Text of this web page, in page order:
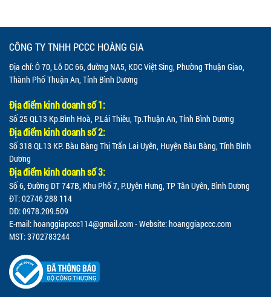
CÔNG TY TNHH PCCC HOÀNG GIA
Địa chỉ: Ô 70, Lô DC 66, đường NA5, KDC Việt Sing, Phường Thuận Giao,
Thành Phố Thuận An, Tỉnh Bình Dương
Địa điểm kinh doanh số 1:
Số 25 QL13 Kp.Bình Hoà, P.Lái Thiêu, Tp.Thuận An, Tỉnh Bình Dương
Địa điểm kinh doanh số 2:
Số 318 QL13 KP. Bàu Bàng Thị Trấn Lai Uyên, Huyện Bàu Bàng, Tỉnh Bình
Dương
Địa điểm kinh doanh số 3:
Số 6, Đường DT 747B, Khu Phố 7, P.Uyên Hưng, TP Tân Uyên, Bình Dương
ĐT: 02746 288 114
DĐ: 0978.209.509
E-mail:hoanggiapccc114@gmail.com- Website: hoanggiapccc.com
MST: 3702783244